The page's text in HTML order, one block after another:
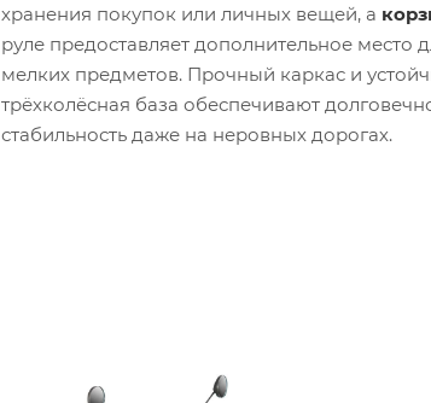
хранения покупок или личных вещей, а
руле предоставляет дополнительное место
мелких предметов. Прочный каркас и
трёхколёсная база обеспечивают
стабильность даже на неровных дорогах.